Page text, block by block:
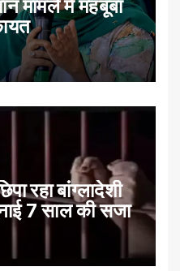
मामले में महबूबा
रहा बांग्लादेशी
7 साल की सजा